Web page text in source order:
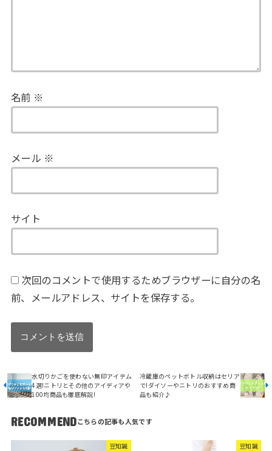
名前 ※
メール ※
サイト
次回のコメントで使用するためブラウザーに自分の名
前、メールアドレス、サイトを保存する。
水切りかごを使わない無印アイテム
4選!ニトリとその他のアイディアや
100均商品も徹底解説!
冷蔵庫のペットボトル収納はセリア
で!ダイソーやニトリのおすすめ商
品も紹介♪
RECOMMEND
豆知識 豆知識